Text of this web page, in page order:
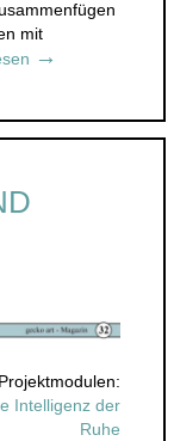
mit
→
Intelligenz der
Ruhe